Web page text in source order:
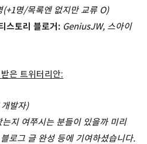
(+1명/목록엔 없지만 교류 O)
스토리 블로거: GeniusJW, 스아이
은 트위터리안:
발자)
지 여쭈시는 분들이 있을까 미리
로그 글 완성 등에 기여하셨습니다.